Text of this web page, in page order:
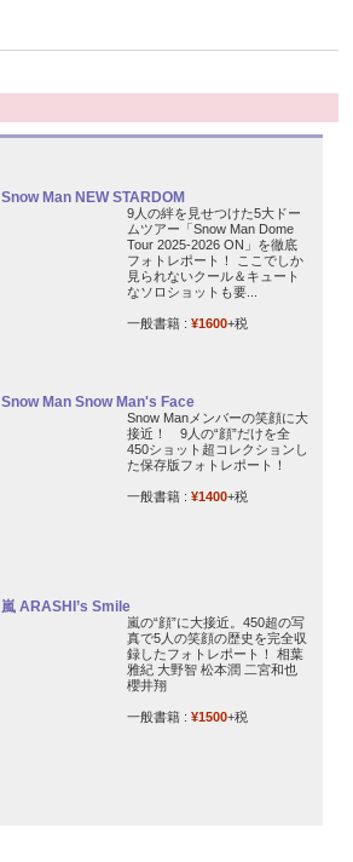
Snow Man NEW STARDOM
9人の絆を見せつけた5大ドー
ムツアー「Snow Man Dome
Tour 2025-2026 ON」を徹底
フォトレポート！ ここでしか
見られないクール＆キュート
なソロショットも要...
一般書籍 : ¥1600+税
Snow Man Snow Man's Face
Snow Manメンバーの笑顔に大
接近！ 9人の“顔”だけを全
450ショット超コレクションし
た保存版フォトレポート！
一般書籍 : ¥1400+税
嵐 ARASHI’s Smile
嵐の“顔”に大接近。450超の写
真で5人の笑顔の歴史を完全収
録したフォトレポート！ 相葉
雅紀 大野智 松本潤 二宮和也
櫻井翔
一般書籍 : ¥1500+税